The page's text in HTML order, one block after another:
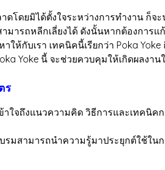
ยมิได้ตั้งใจระหว่างการทำงาน ก็จะ
มารถหลีกเลี่ยงได้ ดังนั้นหากต้องการ
ให้กับเรา เทคนิคนี้เรียกว่า Poka
Yoke นี้ จะช่วยควบคุมให้เกิดผลง
ร
ถึงแนวความคิด วิธีการและเทคนิคกา
ามารถนำความรู้มาประยุกต์ใช้ในก